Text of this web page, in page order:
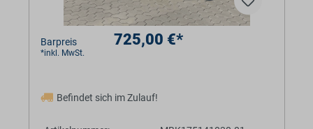
Barpreis 725,00 €*
*inkl. MwSt.
Befindet sich im Zulauf!